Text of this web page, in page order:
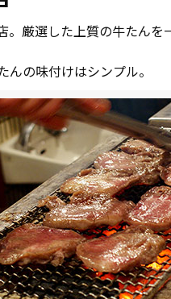
厳選した上質の牛たんを
の味付けはシンプル。